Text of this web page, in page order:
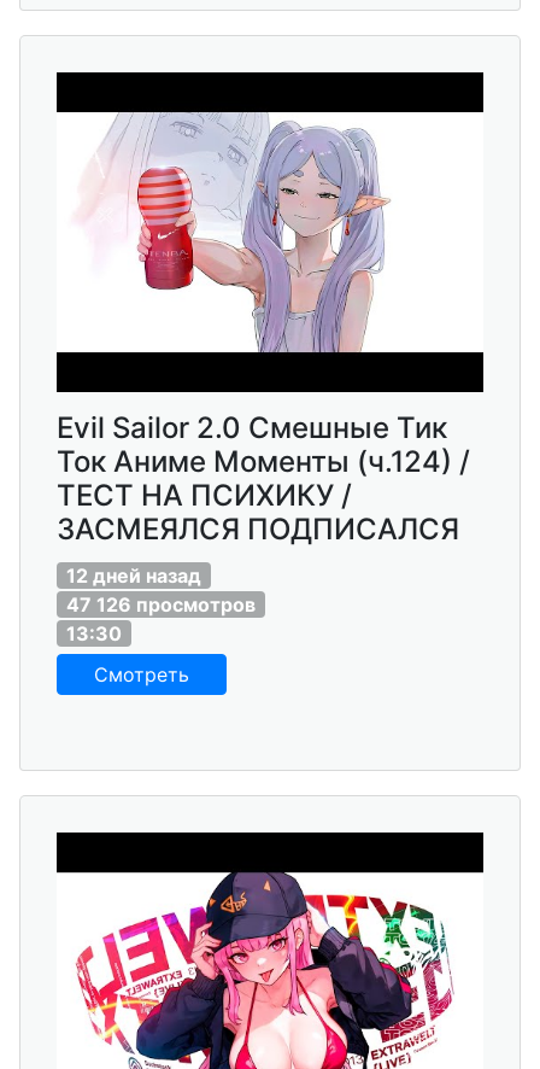
Еvil Sailor 2.0 Смешные Тик
Ток Аниме Моменты (ч.124) /
ТЕСТ НА ПСИХИКУ /
ЗАСМЕЯЛСЯ ПОДПИСАЛСЯ
12 дней назад
47 126 просмотров
13:30
Смотреть